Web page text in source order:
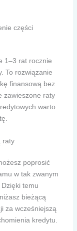
części
1–3 rat rocznie
To rozwiązanie
finansową bez
zawieszone raty
warto
raty
poprosić
w tak zwanym
temu
bieżącą
za wcześniejszą
kredytu.